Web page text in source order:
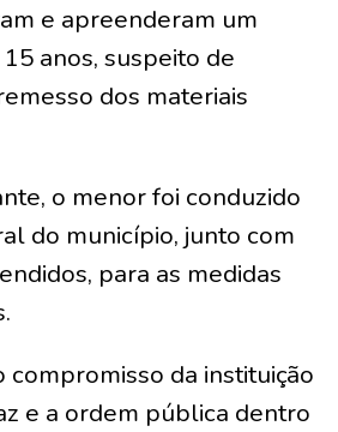
e apreenderam um
anos, suspeito de
dos materiais
o menor foi conduzido
do município, junto com
para as medidas
compromisso da instituição
e a ordem pública dentro